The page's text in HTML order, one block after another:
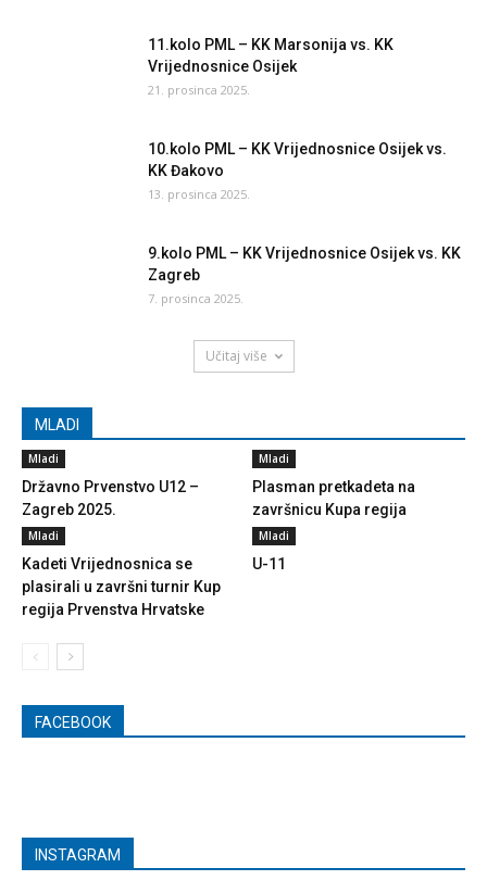
11.kolo PML – KK Marsonija vs. KK
Vrijednosnice Osijek
21. prosinca 2025.
10.kolo PML – KK Vrijednosnice Osijek vs.
KK Đakovo
13. prosinca 2025.
9.kolo PML – KK Vrijednosnice Osijek vs. KK
Zagreb
7. prosinca 2025.
Učitaj više
MLADI
Mladi
Državno Prvenstvo U12 –
Zagreb 2025.
Mladi
Plasman pretkadeta na
završnicu Kupa regija
Mladi
Kadeti Vrijednosnica se
plasirali u završni turnir Kup
regija Prvenstva Hrvatske
Mladi
U-11
FACEBOOK
INSTAGRAM